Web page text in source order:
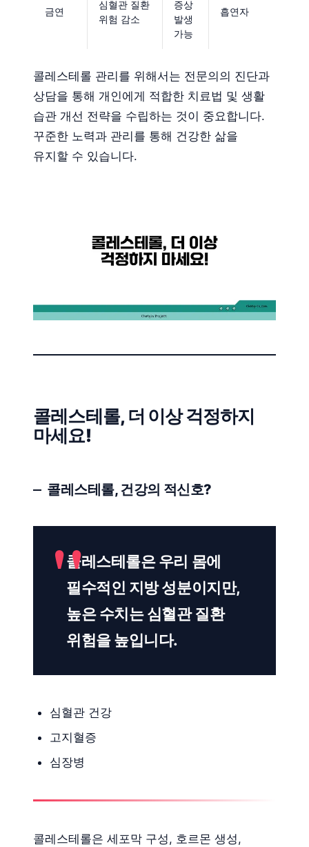
금연
심혈관 질환
위험 감소
증상
발생
가능
흡연자
콜레스테롤 관리를 위해서는 전문의의 진단과
상담을 통해 개인에게 적합한 치료법 및 생활
습관 개선 전략을 수립하는 것이 중요합니다.
꾸준한 노력과 관리를 통해 건강한 삶을
유지할 수 있습니다.
콜레스테롤, 더 이상 걱정하지
마세요!
콜레스테롤, 건강의 적신호?
콜레스테롤은 우리 몸에
필수적인 지방 성분이지만,
높은 수치는 심혈관 질환
위험을 높입니다.
심혈관 건강
고지혈증
심장병
콜레스테롤은 세포막 구성, 호르몬 생성,